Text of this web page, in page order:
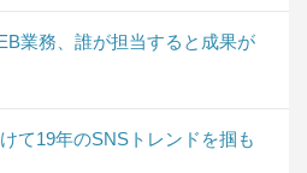
業務、誰が担当すると成果が
て19年のSNSトレンドを掴も